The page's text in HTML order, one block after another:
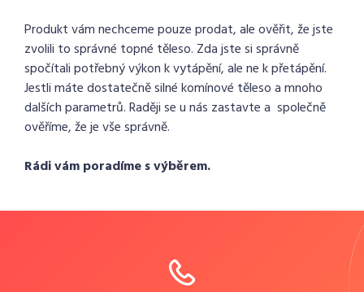
Produkt vám nechceme pouze prodat, ale ověřit, že jste
zvolili to správné topné těleso. Zda jste si správně
spočítali potřebný výkon k vytápění, ale ne k přetápění.
Jestli máte dostatečně silné komínové těleso a mnoho
dalších parametrů. Raději se u nás zastavte a společně
ověříme, že je vše správně.
Rádi vám poradíme s výběrem.